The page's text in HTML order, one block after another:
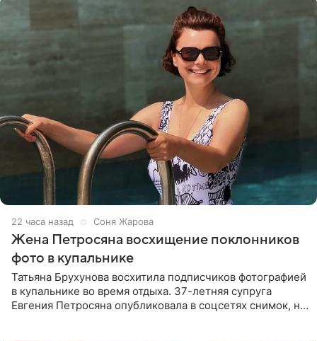
22 часа назад Соня Жарова
Жена Петросяна восхищение поклонников
фото в купальнике
Татьяна Брухунова восхитила подписчиков фотографией
в купальнике во время отдыха. 37-летняя супруга
Евгения Петросяна опубликовала в соцсетях снимок, на